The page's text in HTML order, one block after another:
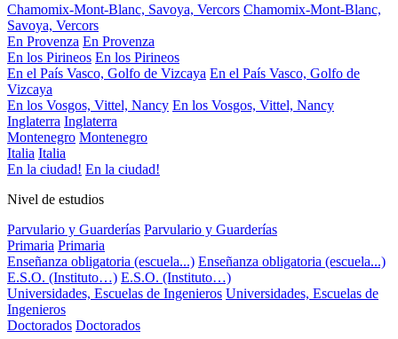
Chamomix-Mont-Blanc, Savoya, Vercors Chamomix-Mont-Blanc,
Savoya, Vercors
En Provenza En Provenza
En los Pirineos En los Pirineos
En el País Vasco, Golfo de Vizcaya En el País Vasco, Golfo de
Vizcaya
En los Vosgos, Vittel, Nancy En los Vosgos, Vittel, Nancy
Inglaterra Inglaterra
Montenegro Montenegro
Italia Italia
En la ciudad! En la ciudad!
Nivel de estudios
Parvulario y Guarderías Parvulario y Guarderías
Primaria Primaria
Enseñanza obligatoria (escuela...) Enseñanza obligatoria (escuela...)
E.S.O. (Instituto…) E.S.O. (Instituto…)
Universidades, Escuelas de Ingenieros Universidades, Escuelas de
Ingenieros
Doctorados Doctorados